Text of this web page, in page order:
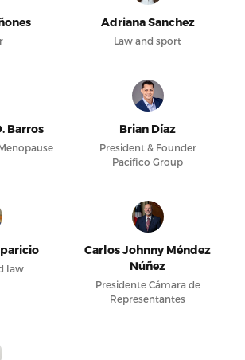
Adriana Sanchez
Law and sport
Barros Brian Díaz
President & Founder
Pacifico Group
law
Carlos Johnny Méndez
Núñez
Presidente Cámara de
Representantes